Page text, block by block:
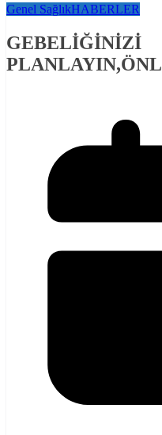
Genel SağlıkHABERLER
GEBELİĞİNİZİ